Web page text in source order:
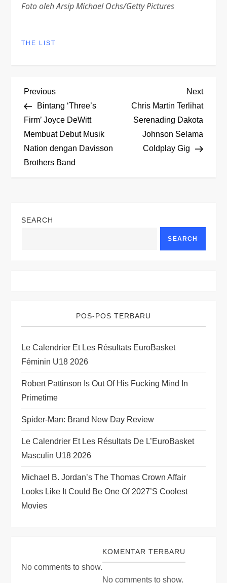
Foto oleh Arsip Michael Ochs/Getty Pictures
THE LIST
P
o
s
t
a
i
o
n
Previous
Post
Previous
Bintang ‘Three’s
Firm’ Joyce DeWitt
Membuat Debut Musik
Nation dengan Davisson
Brothers Band
Next
Post
Next
Chris Martin Terlihat
Serenading Dakota
Johnson Selama
Coldplay Gig
SEARCH
SEARCH
POS-POS TERBARU
Le Calendrier Et Les Résultats EuroBasket
Féminin U18 2026
Robert Pattinson Is Out Of His Fucking Mind In
Primetime
Spider-Man: Brand New Day Review
Le Calendrier Et Les Résultats De L’EuroBasket
Masculin U18 2026
Michael B. Jordan’s The Thomas Crown Affair
Looks Like It Could Be One Of 2027’s Coolest
Movies
No comments to show.
KOMENTAR TERBARU
No comments to show.